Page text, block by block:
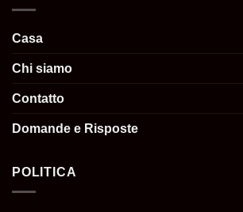
Casa
Chi siamo
Contatto
Domande e Risposte
POLITICA